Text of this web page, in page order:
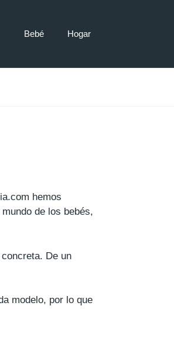
Bebé Hogar
hemos
de los bebés,
De un
modelo, por lo que